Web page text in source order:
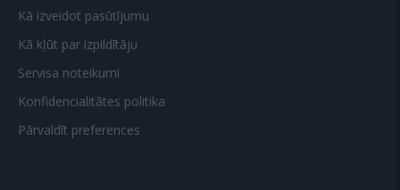
Kā izveidot pasūtījumu
Kā kļūt par izpildītāju
Servisa noteikumi
Konfidencialitātes politika
Pārvaldīt preferences